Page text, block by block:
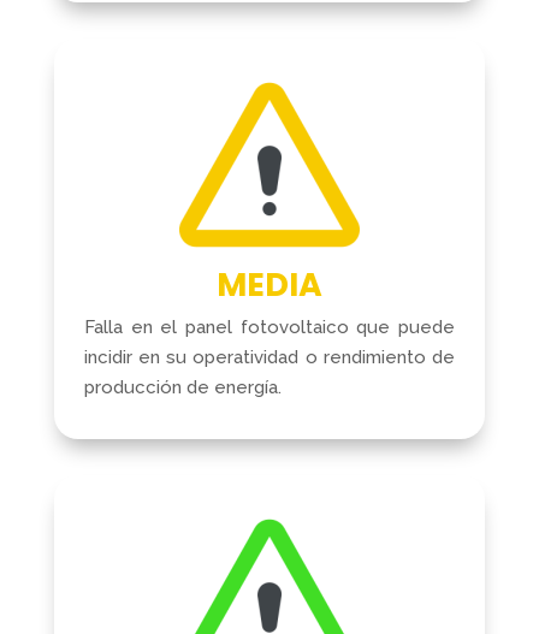
MEDIA
Falla en el panel fotovoltaico que puede
incidir en su operatividad o rendimiento de
producción de energía.